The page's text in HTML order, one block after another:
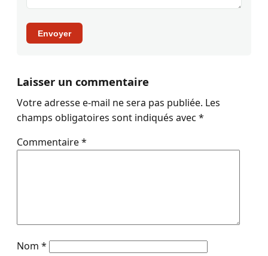
Envoyer
Laisser un commentaire
Votre adresse e-mail ne sera pas publiée. Les
champs obligatoires sont indiqués avec *
Commentaire*
Nom *